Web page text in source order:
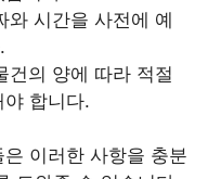
와 시간을 사전에 예
건의 양에 따라 적절
합니다.
이러한 사항을 충분